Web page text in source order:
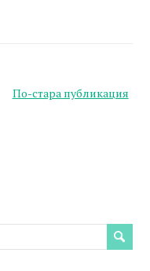
По-стара публикация